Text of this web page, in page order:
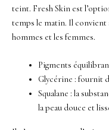
teint. Fresh Skin est
temps le matin. Il convient
hommes et les femmes.
Pigments
Glycérine : fournit
Squalane : la
la peau douce et